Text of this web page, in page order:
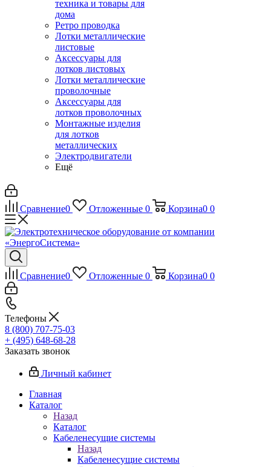
техника и товары для
дома
Ретро проводка
Лотки металлические
листовые
Аксессуары для
лотков листовых
Лотки металлические
проволочные
Аксессуары для
лотков проволочных
Монтажные изделия
для лотков
металлических
Электродвигатели
Ещё
Сравнение0 Отложенные 0 Корзина0 0
Сравнение0 Отложенные 0 Корзина0 0
Телефоны
8 (800) 707-75-03
+ (495) 648-68-28
Заказать звонок
Личный кабинет
Главная
Каталог
Назад
Каталог
Кабеленесущие системы
Назад
Кабеленесущие системы